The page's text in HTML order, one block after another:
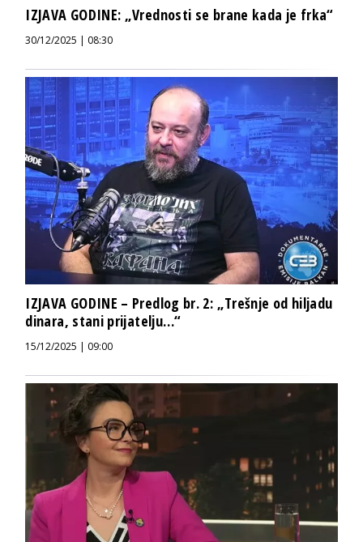
IZJAVA GODINE: „Vrednosti se brane kada je frka“
30/12/2025 | 08:30
IZJAVA GODINE – Predlog br. 2: „Trešnje od hiljadu
dinara, stani prijatelju…“
15/12/2025 | 09:00